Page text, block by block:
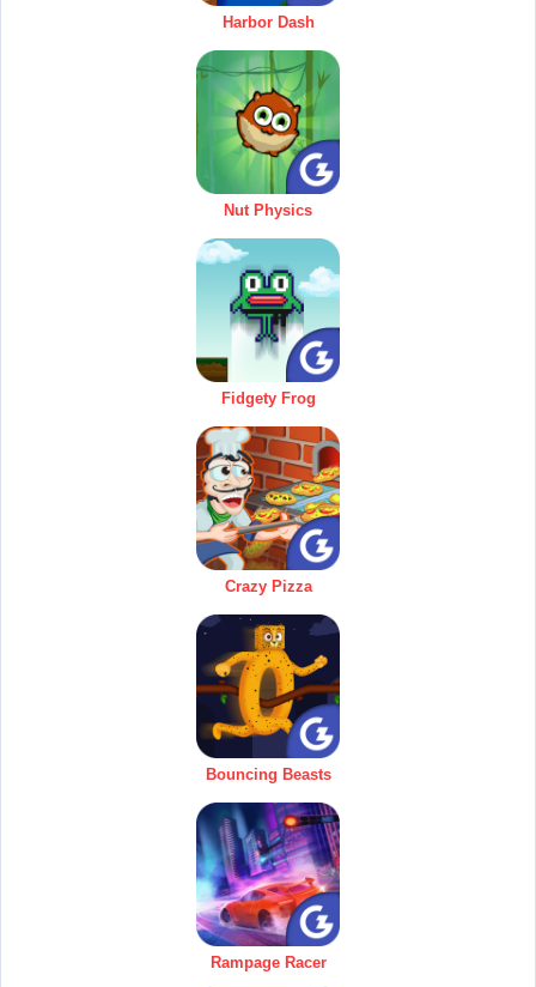
Harbor Dash
Nut Physics
Fidgety Frog
Crazy Pizza
Bouncing Beasts
Rampage Racer